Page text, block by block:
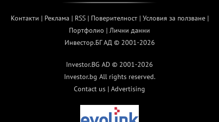
Контакти | Реклама | RSS| Поверителност| Условия за ползване|
Портфолио | Лични данни
Инвестор.БГ АД © 2001-2026
Investor.BG AD © 2001-2026
Investor.bg All rights reserved.
Contact us | Advertising